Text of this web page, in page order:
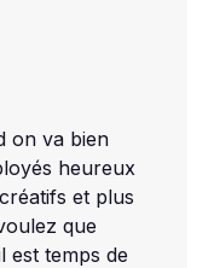
on va bien
heureux
et plus
que
est temps de